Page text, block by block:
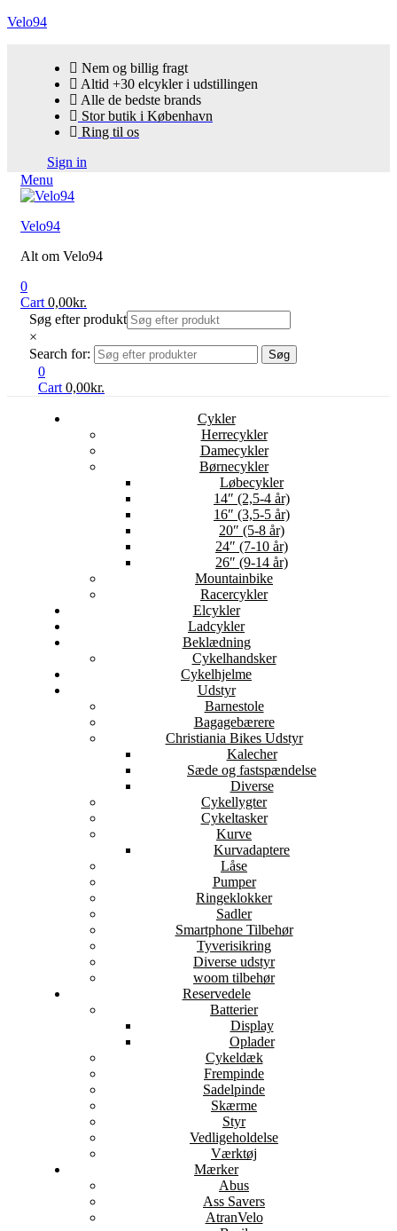
Velo94
Nem og billig fragt
Altid +30 elcykler i udstillingen
Alle de bedste brands
Stor butik i København
Ring til os
Sign in
Menu
Velo94
Alt om Velo94
0
Cart 0,00kr.
Søg efter produkt
×
Search for:
Søg
0
Cart 0,00kr.
Cykler
Herrecykler
Damecykler
Børnecykler
Løbecykler
14″ (2,5-4 år)
16″ (3,5-5 år)
20″ (5-8 år)
24″ (7-10 år)
26″ (9-14 år)
Mountainbike
Racercykler
Elcykler
Ladcykler
Beklædning
Cykelhandsker
Cykelhjelme
Udstyr
Barnestole
Bagagebærere
Christiania Bikes Udstyr
Kalecher
Sæde og fastspændelse
Diverse
Cykellygter
Cykeltasker
Kurve
Kurvadaptere
Låse
Pumper
Ringeklokker
Sadler
Smartphone Tilbehør
Tyverisikring
Diverse udstyr
woom tilbehør
Reservedele
Batterier
Display
Oplader
Cykeldæk
Frempinde
Sadelpinde
Skærme
Styr
Vedligeholdelse
Værktøj
Mærker
Abus
Ass Savers
AtranVelo